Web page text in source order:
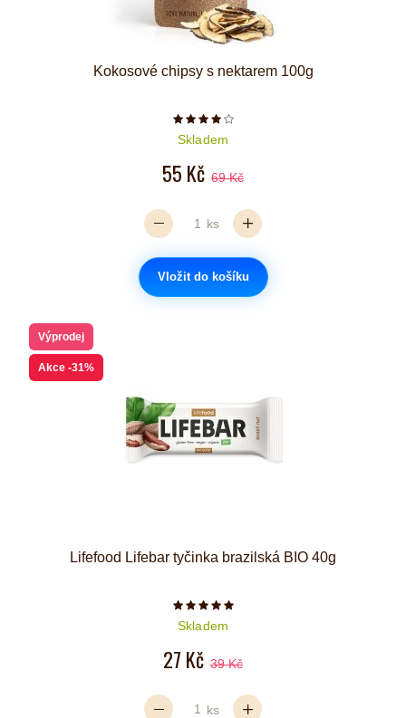
Kokosové chipsy s nektarem 100g
Počet hvězdiček je 4 z 5
Skladem
55 Kč 69 Kč
ks
Vložit do košíku
Výprodej
Akce -31%
Lifefood Lifebar tyčinka brazilská BIO 40g
Počet hvězdiček je 5 z 5
Skladem
27 Kč 39 Kč
ks